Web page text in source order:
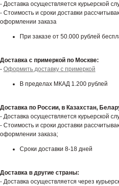
- Доставка осуществляется курьерской
- Стоимость и сроки доставки
оформлении заказа
При заказе от 50.000 рублей
Доставка с примеркой по Москве:
- Оформить доставку с примеркой
В пределах МКАД 1.200 рублей
Доставка по России, в Казахстан,
- Доставка осуществляется курьерской
- Стоимость и сроки доставки
оформлении заказа;
Сроки доставки 8-18 дней
Доставка в другие страны:
- Доставка осуществляется через